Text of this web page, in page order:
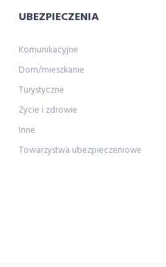
UBEZPIECZENIA
Komunikacyjne
Dom/mieszkanie
Turystyczne
Życie i zdrowie
Inne
Towarzystwa ubezpieczeniowe